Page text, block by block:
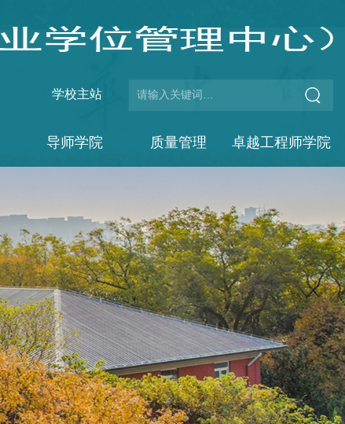
学校主站
导师学院 质量管理 卓越工程师学院